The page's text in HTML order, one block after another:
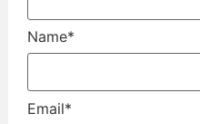
Name*
Email*